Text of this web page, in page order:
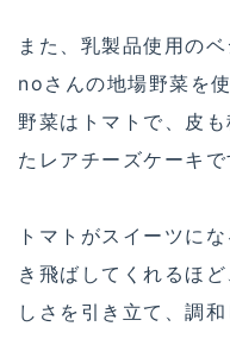
また、乳製品使用の
noさんの地場野菜を
野菜はトマトで、皮
たレアチーズケーキで
トマトがスイーツに
き飛ばしてくれるほ
しさを引き立て、調和